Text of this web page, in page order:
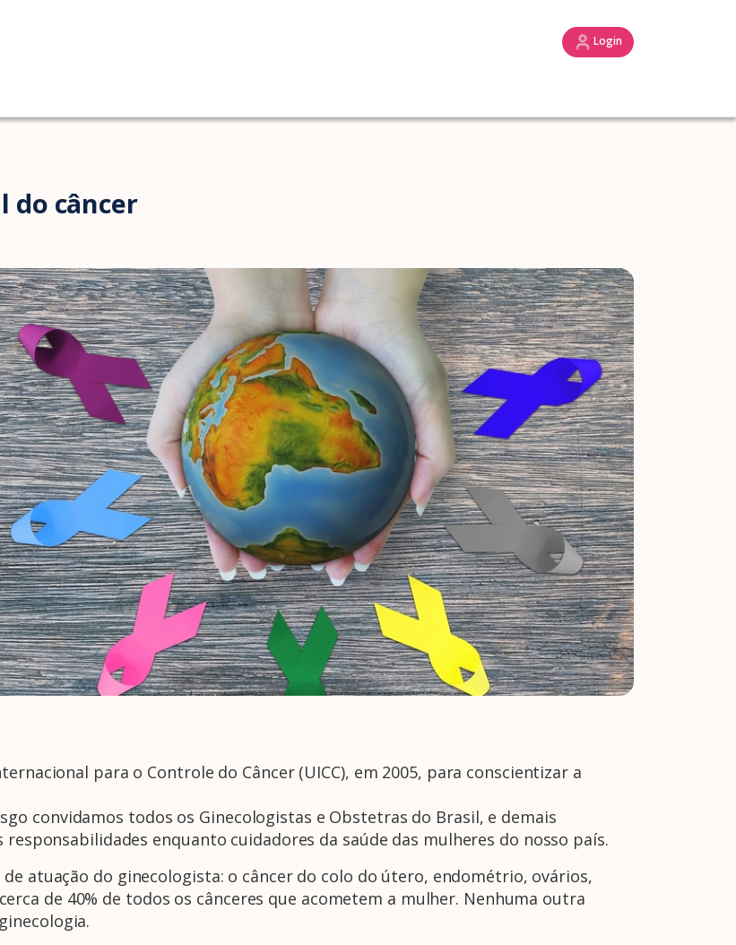
Login
do câncer
para o Controle do Câncer (UICC), em 2005, para conscientizar a
convidamos todos os Ginecologistas e Obstetras do Brasil, e demais
enquanto cuidadores da saúde das mulheres do nosso país.
atuação do ginecologista: o câncer do colo do útero, endométrio, ovários,
de 40% de todos os cânceres que acometem a mulher. Nenhuma outra